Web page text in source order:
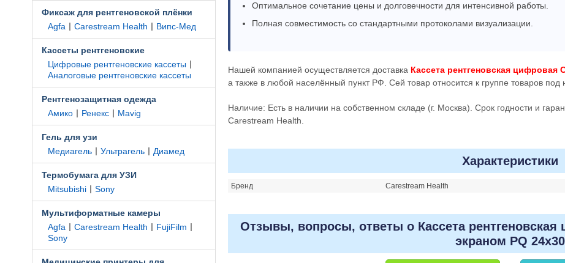
Фиксаж для рентгеновской плёнки
Agfa | Carestream Health | Випс-Мед
Кассеты рентгеновские
Цифровые рентгеновские кассеты |
Аналоговые рентгеновские кассеты
Рентгенозащитная одежда
Амико | Ренекс | Mavig
Гель для узи
Медиагель | Ультрагель | Диамед
Термобумага для УЗИ
Mitsubishi | Sony
Мультиформатные камеры
Agfa | Carestream Health | FujiFilm |
Sony
Оптимальное сочетание цены и долговечности для интенсивной работы.
Полная совместимость со стандартными протоколами визуализации.
Нашей компанией осуществляется доставка Кассета рентгеновская цифровая
а также в любой населённый пункт РФ. Сей товар относится к группе товаров под
Наличие: Есть в наличии на собственном складе (г. Москва). Срок годности и
Carestream Health.
Характеристики
Бренд Carestream Health
Отзывы, вопросы, ответы о Кассета рентгеновская
экраном PQ 24x30